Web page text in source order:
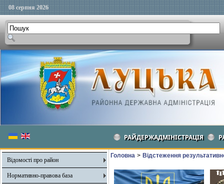
08 серпня 2026
РАЙДЕРЖАДМІНІСТРАЦІЯ
Відомості про район
Нормативно-правова база
Головна > Відстеження